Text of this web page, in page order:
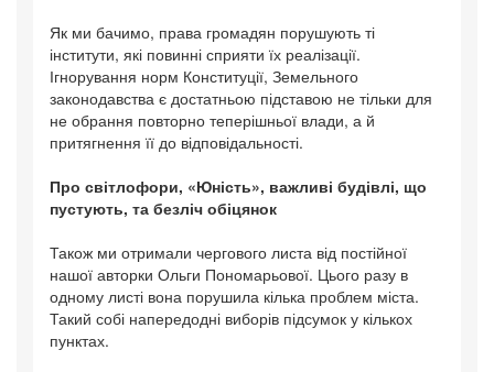
Як ми бачимо, права громадян порушують ті
інститути, які повинні сприяти їх реалізації.
Ігнорування норм Конституції, Земельного
законодавства є достатньою підставою не тільки для
не обрання повторно теперішньої влади, а й
притягнення її до відповідальності.
Про світлофори, «Юність», важливі будівлі, що
пустують, та безліч обіцянок
Також ми отримали чергового листа від постійної
нашої авторки Ольги Пономарьової. Цього разу в
одному листі вона порушила кілька проблем міста.
Такий собі напередодні виборів підсумок у кількох
пунктах.